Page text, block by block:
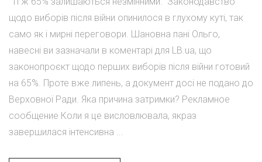
щодо виборів після війни опинилося в глухому куті, так
само як і мирні переговори. Шановна пані Ольго,
навесні ви зазначали в коментарі для LB.ua, що
законопроєкт щодо перших виборів після війни готовий
на 65%. Проте вже липень, а документ досі не подано до
Верховної Ради. Яка причина затримки? Рекламное
сообщение Коли я це висловлювала, якраз
завершилася інтенсивна ...